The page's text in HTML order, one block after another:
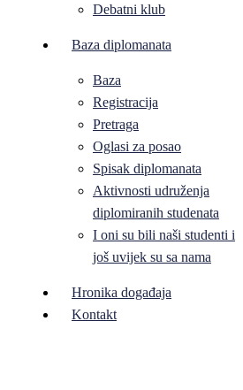
Debatni klub
Baza diplomanata
Baza
Registracija
Pretraga
Oglasi za posao
Spisak diplomanata
Aktivnosti udruženja
diplomiranih studenata
I oni su bili naši studenti i
još uvijek su sa nama
Hronika događaja
Kontakt